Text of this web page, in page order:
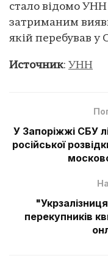
стало відомо УНН
затриманим
якій перебував у
Источник: УНН
У Запоріжжі СБУ
російської
перекупників